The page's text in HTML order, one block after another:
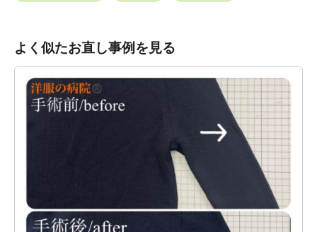
よく似たお直し事例を見る